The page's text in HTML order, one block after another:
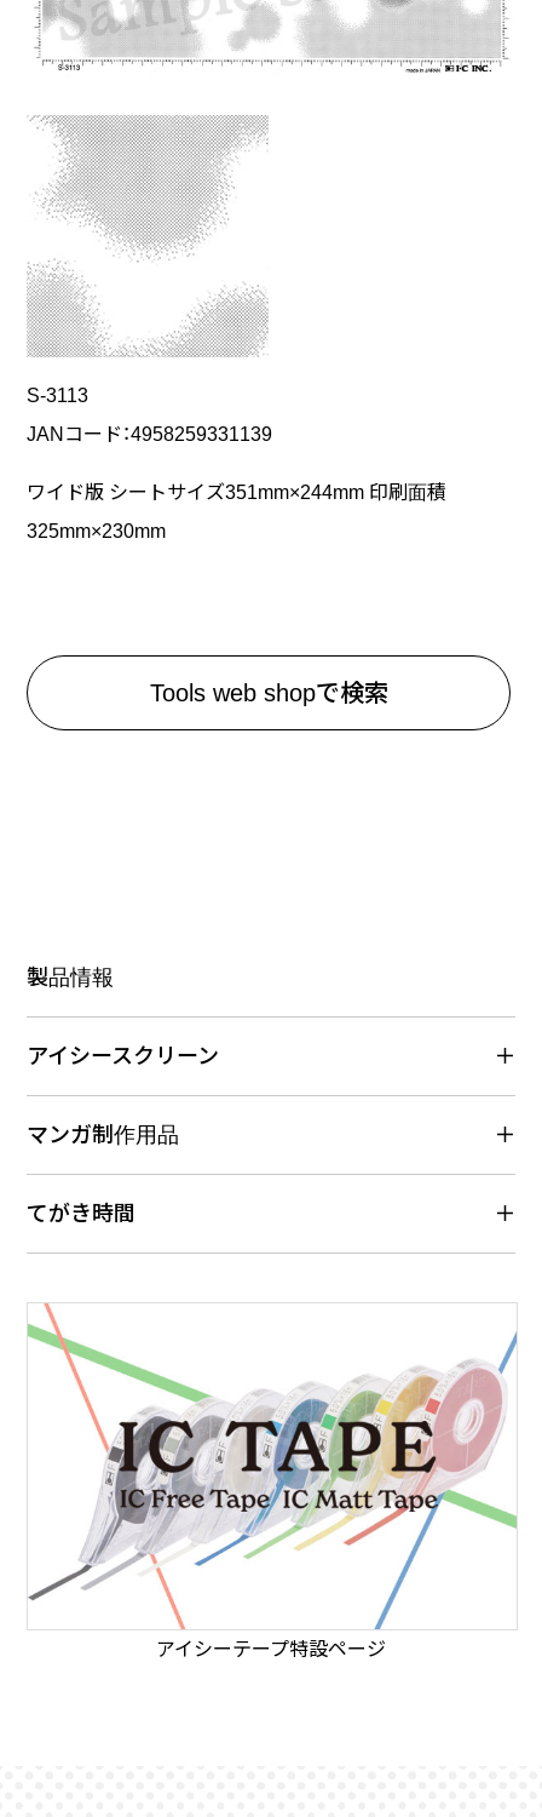
製品情報
アイシースクリーン
マンガ制作用品
てがき時間
アイシーテープ特設ページ
S-3113
JANコード：4958259331139
ワイド版 シートサイズ351mm×244mm 印刷面積
325mm×230mm
Tools web shopで検索